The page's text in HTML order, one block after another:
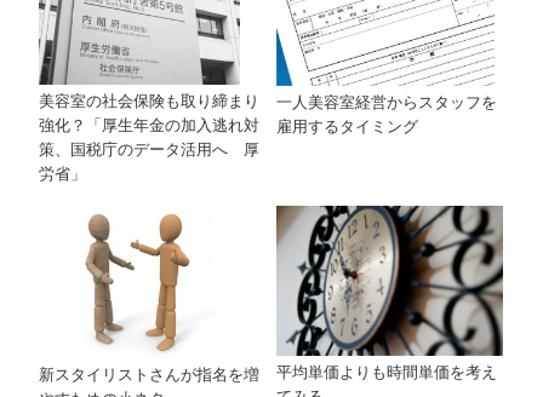
美容室の社会保険も取り締まり
強化？「厚生年金の加入逃れ対
策、国税庁のデータ活用へ 厚
労省」
一人美容室経営からスタッフを
雇用するタイミング
新スタイリストさんが指名を増
平均単価よりも時間単価を考え